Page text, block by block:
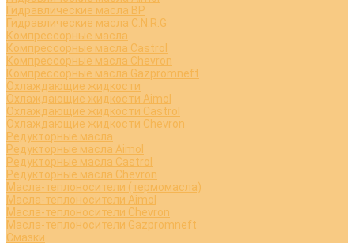
Гидравлические масла BP
Гидравлические масла C.N.R.G
Компрессорные масла
Компрессорные масла Castrol
Компрессорные масла Chevron
Компрессорные масла Gazpromneft
Охлаждающие жидкости
Охлаждающие жидкости Aimol
Охлаждающие жидкости Castrol
Охлаждающие жидкости Chevron
Редукторные масла
Редукторные масла Aimol
Редукторные масла Castrol
Редукторные масла Chevron
Масла-теплоносители (термомасла)
Масла-теплоносители Aimol
Масла-теплоносители Chevron
Масла-теплоносители Gazpromneft
Смазки